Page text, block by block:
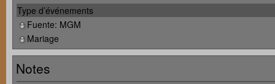
Type d’événements
Fuente: MGM
Mariage
Notes